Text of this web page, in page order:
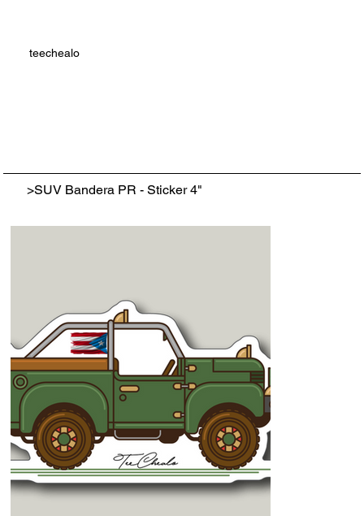
teechealo
>SUV Bandera PR - Sticker 4"